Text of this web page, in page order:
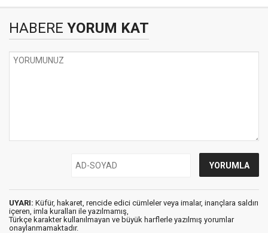
HABERE YORUM KAT
UYARI: Küfür, hakaret, rencide edici cümleler veya imalar, inançlara saldırı
içeren, imla kuralları ile yazılmamış,
Türkçe karakter kullanılmayan ve büyük harflerle yazılmış yorumlar
onaylanmamaktadır.